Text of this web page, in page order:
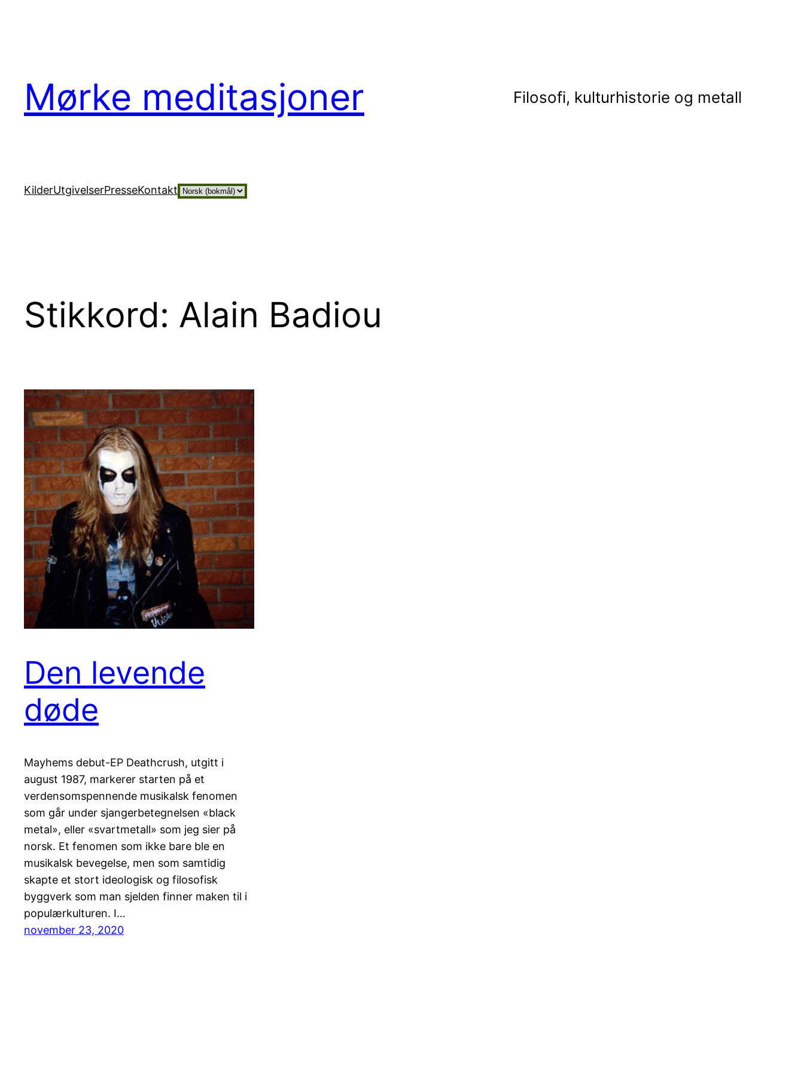
Mørke meditasjoner Filosofi, kulturhistorie og metall
KilderUtgivelserPresseKontakt Velg
Stikkord: Alain Badiou
Den levende
døde
Mayhems debut-EP Deathcrush, utgitt i
august 1987, markerer starten på et
verdensomspennende musikalsk fenomen
som går under sjangerbetegnelsen «black
metal», eller «svartmetall» som jeg sier på
norsk. Et fenomen som ikke bare ble en
musikalsk bevegelse, men som samtidig
skapte et stort ideologisk og filosofisk
byggverk som man sjelden finner maken til i
populærkulturen. I…
november 23, 2020